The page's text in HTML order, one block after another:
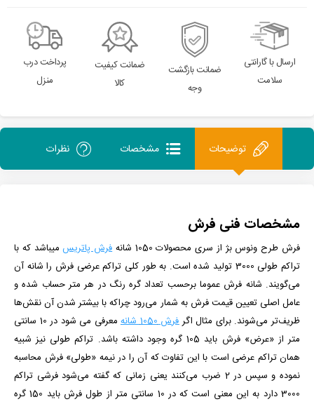
ارسال با گارانتی
سلامت
ضمانت بازگشت
وجه
ضمانت کیفیت
کالا
پرداخت درب
منزل
توضیحات مشخصات نظرات
مشخصات فنی فرش
فرش طرح ونوس بژ از سری محصولات 1050 شانه فرش پاتریسمی­باشد که با
تراکم طولی 3000 تولید شده است. به طور کلی تراکم عرضی فرش را شانه آن
می‌گویند. شانه فرش عموما برحسب تعداد گره رنگ در هر متر حساب شده و
عامل اصلی تعیین قیمت فرش به شمار می‌رود چراکه با بیشتر شدن آن نقش‌ها
ظریف‌تر می‌شوند. برای مثال اگرفرش 1050 شانه
معرفی می شود در 10 سانتی
متر از «عرض» فرش باید 105 گره وجود داشته باشد. تراکم طولی نیز شبیه
همان تراکم عرضی است با این تفاوت که آن را در نیمه «طولی» فرش محاسبه
نموده و سپس در 2 ضرب می‌کنند یعنی زمانی که گفته می‌شود فرشی تراکم
3000 دارد به این معنی است که در 10 سانتی متر از طول فرش باید 150 گره